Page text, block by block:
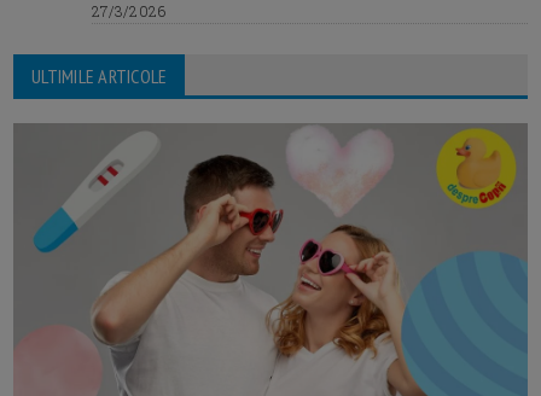
27/3/2026
ULTIMILE ARTICOLE